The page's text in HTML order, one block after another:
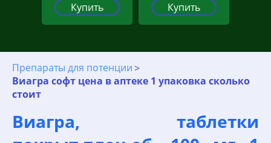
Купить Купить
Препараты для потенции
Виагра софт цена в аптеке 1 упаковка сколько
стоит
Виагра, таблетки